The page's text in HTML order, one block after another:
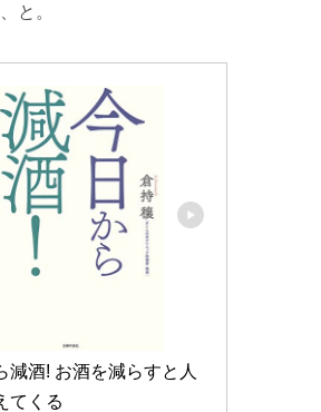
と。
減酒! お酒を減らすと人
てくる